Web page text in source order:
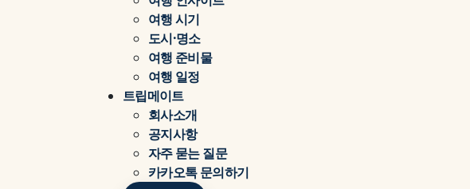
여행 시기
도시·명소
여행 준비물
여행 일정
트립메이트
회사소개
공지사항
자주 묻는 질문
카카오톡 문의하기